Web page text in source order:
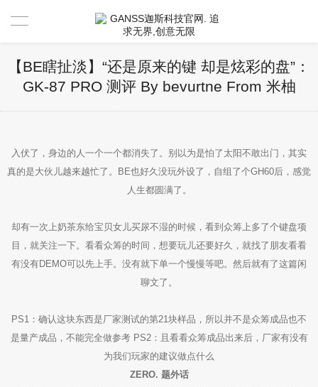
产品中心
驱动 & 说明书
说明书
搜索驱动
视频分享官
活动寄出单号查询
售后服务
联系我们
售后表单填写
关于GANSS
【BE瞎扯淡】“还是原来的键 却是炫彩的盘”：
GK-87 PRO 测评 By bevurtne From 米柚
入伏了，身边的人一个一个都消失了。别以为是怕了太阳不敢出门，其实
真的是大伙儿越来越忙了。BE也好久没玩外设了，自组了个GH60后，感觉
人生都圆满了。
却有一次上奶茶东给宝贝女儿买尿不湿的时候，看到众筹上多了个键盘项
目，就关注一下。看看众筹的时间，想要玩儿还要好久，就找了朋友看看
有没有DEMO可以先上手。没有就下单一个慢慢等吧。然后就有了这篇闲
聊文了。
PS1：确认这块东西是厂家测试的第21块样品，所以并不是众筹成品也不
是量产成品，不能完全做参考 PS2：且看看众筹成品出来后，厂家有没有
为我们玩家的建议做点什么
ZERO. 题外话